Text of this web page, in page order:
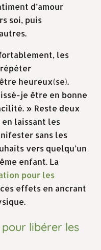
d’amour
soi, puis
les
heureux(se).
je être en bonne
» Reste deux
en laissant les
sans les
vers quelqu’un
enfant. La
pour les
effets en ancrant
libérer les